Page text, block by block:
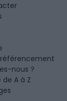
nous ?
A à Z